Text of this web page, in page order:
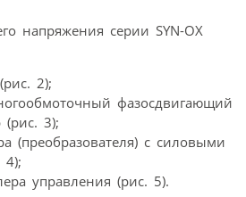
напряжения серии SYN-OX
2);
фазосдвигающий
(рис. 3);
(преобразователя) с силовыми
4);
управления (рис. 5).